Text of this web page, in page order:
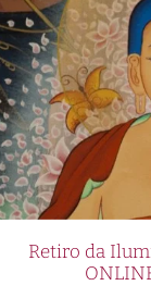
Retiro da